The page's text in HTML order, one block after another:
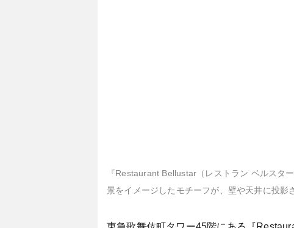
『Restaurant Bellustar（レストラン ベルスタ
景をイメージしたモチーフが、壁や天井に投影